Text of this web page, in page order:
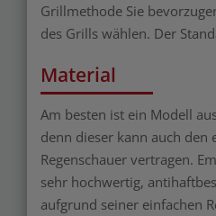
Grillmethode Sie
des Grills wählen. Der
Material
Am besten ist ein Modell
denn dieser kann auch den
Regenschauer vertragen.
sehr hochwertig,
aufgrund seiner einfachen